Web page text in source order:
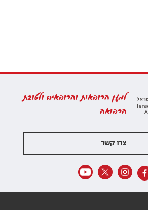
למען הרופאות והרופאים ולטובת
הרפואה
צרו קשר